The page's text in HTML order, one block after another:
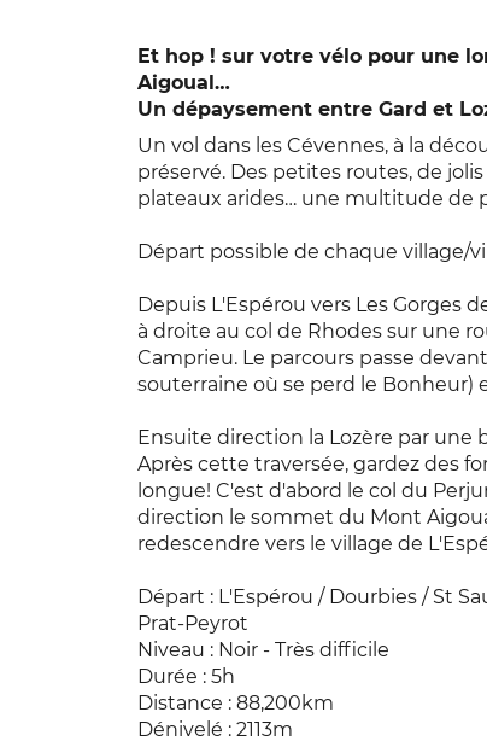
Et hop ! sur votre vélo pour une
Aigoual…
Un dépaysement entre Gard et
Un vol dans les Cévennes, à la
préservé. Des petites routes, de
plateaux arides… une multitude de
Départ possible de chaque village/
Depuis L'Espérou vers Les Gorges
à droite au col de Rhodes sur une
Camprieu. Le parcours passe
souterraine où se perd le Bonheur)
Ensuite direction la Lozère par une
Après cette traversée, gardez des
longue! C'est d'abord le col du
direction le sommet du Mont
redescendre vers le village de
Départ : L'Espérou / Dourbies / St
Prat-Peyrot
Niveau : Noir - Très difficile
Durée : 5h
Distance : 88,200km
Dénivelé : 2113m